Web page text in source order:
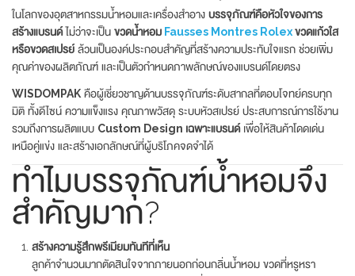
ในโลกของอุตสาหกรรมน้ำหอมและเครื่องสำอาง บรรจุภัณฑ์คือหัวใจของการ
สร้างแบรนด์ไม่ว่าจะเป็น ขวดน้ำหอม Fausses Montres Rolexขวดแก้วใส
หรือขวดสเปรย์ ล้วนเป็นองค์ประกอบสำคัญที่สร้างความประทับใจแรก ช่วยเพิ่ม
คุณค่าของผลิตภัณฑ์ และเป็นตัวกำหนดภาพลักษณ์ของแบรนด์โดยตรง
WISDOMPAK คือผู้เชี่ยวชาญด้านบรรจุภัณฑ์ระดับสากลที่ตอบโจทย์ครบทุก
มิติ ทั้งดีไซน์ ความแข็งแรง คุณภาพวัสดุ ระบบหัวสเปรย์ ประสบการณ์การใช้งาน
รวมถึงการผลิตแบบ Custom Design เฉพาะแบรนด์เพื่อให้สินค้าโดดเด่น
เหนือคู่แข่ง และสร้างเอกลักษณ์ที่ผู้บริโภคจดจำได้
ทำไมบรรจุภัณฑ์น้ำหอมจึง
สำคัญมาก?
สร้างความรู้สึกพรีเมียมทันทีที่เห็น
ลูกค้าจำนวนมากตัดสินใจจากภายนอกก่อนกลิ่นน้ำหอม ขวดที่หรูหรา